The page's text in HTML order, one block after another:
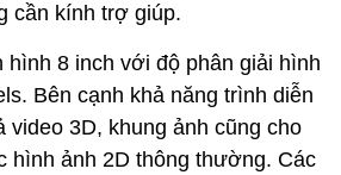
cần kính trợ giúp.
hình 8 inch với độ phân giải hình
Bên cạnh khả năng trình diễn
video 3D, khung ảnh cũng cho
hình ảnh 2D thông thường. Các